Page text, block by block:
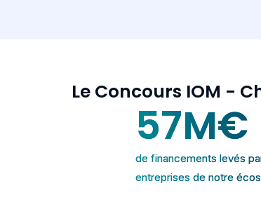
Le Concours IOM -
de financements levés
entreprises de notre
57M€